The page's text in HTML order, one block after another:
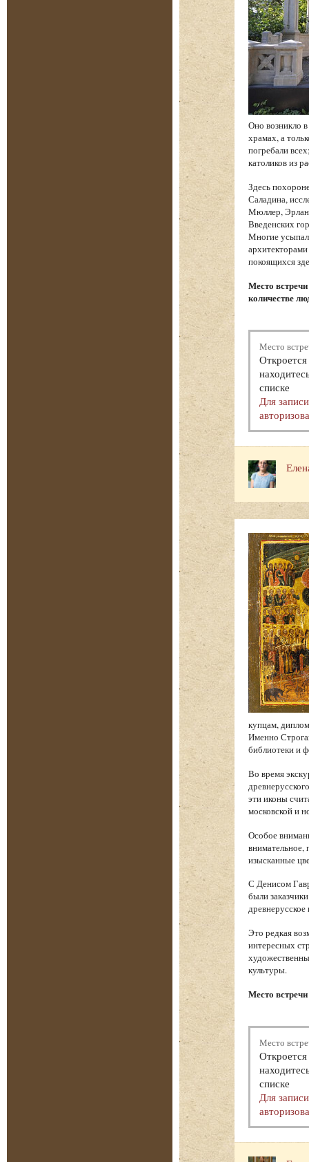
Оно возникло
храмах, а
погребали
католиков из
Здесь
Саладина,
Мюллер,
Введенских
Многие
покоящихся
Место
количестве
Место
списке
Для
купцам,
Именно
библиотеки и
Во время
эти иконы
московской и
Особое
внимательное,
изысканные
С Денисом
были
древнерусское
Это редкая
интересных
культуры.
Место
Место
списке
Для